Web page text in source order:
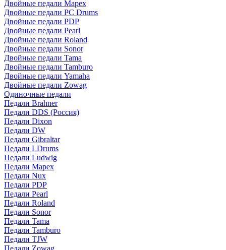
Двойные педали Mapex
Двойные педали PC Drums
Двойные педали PDP
Двойные педали Pearl
Двойные педали Roland
Двойные педали Sonor
Двойные педали Tama
Двойные педали Tamburo
Двойные педали Yamaha
Двойные педали Zowag
Одиночные педали
Педали Brahner
Педали DDS (Россия)
Педали Dixon
Педали DW
Педали Gibraltar
Педали LDrums
Педали Ludwig
Педали Mapex
Педали Nux
Педали PDP
Педали Pearl
Педали Roland
Педали Sonor
Педали Tama
Педали Tamburo
Педали TJW
Педали Zowag